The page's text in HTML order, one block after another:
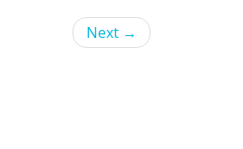
Next →